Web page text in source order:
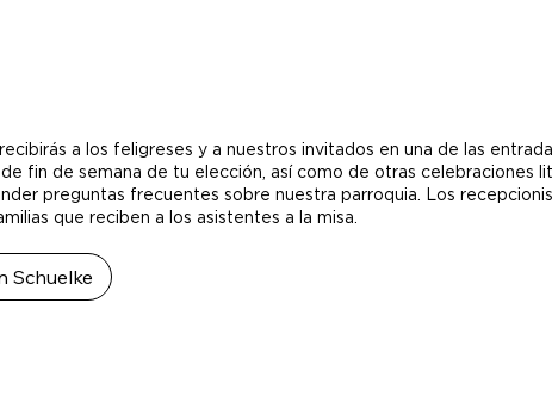
a los feligreses y a nuestros invitados en una de las
fin de semana de tu elección, así como de otras celebraciones
preguntas frecuentes sobre nuestra parroquia. Los
que reciben a los asistentes a la misa.
Schuelke